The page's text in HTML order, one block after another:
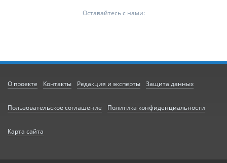
Оставайтесь с нами:
О проекте Контакты Редакция и эксперты Защита данных
Пользовательское соглашение Политика конфиденциальности
Карта сайта